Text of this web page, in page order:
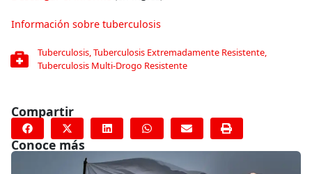
Información sobre tuberculosis
Tuberculosis, Tuberculosis Extremadamente Resistente,
Tuberculosis Multi-Drogo Resistente
Compartir
Conoce más